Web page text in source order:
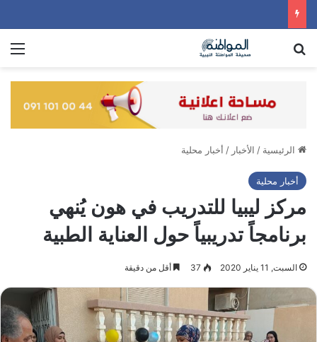
الرئيسية / الأخبار / أخبار محلية
أخبار محلية
مركز ليبيا للتدريب في هون يُنهي
برنامجاً تدريبياً حول العناية الطبية
السبت, 11 يناير 2020 37 أقل من دقيقة